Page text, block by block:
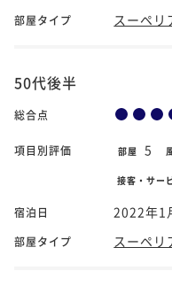
部屋タイプ スーペ
50代後半
総合点
項目別評価 部屋 5
接客・サー
宿泊日 2022年1
部屋タイプ スーペ